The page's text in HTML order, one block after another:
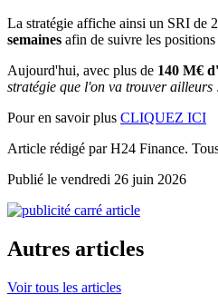
La stratégie affiche ainsi un SRI de
semaines afin de suivre les
Aujourd'hui, avec plus de 140 M€
stratégie que l'on va trouver ailleurs
Pour en savoir plus CLIQUEZ ICI
Article rédigé par H24 Finance.
Publié le vendredi 26 juin 2026
Autres articles
Voir tous les articles